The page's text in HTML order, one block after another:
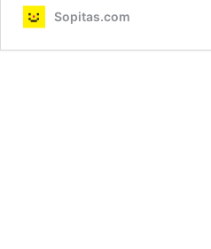
Sopitas.com